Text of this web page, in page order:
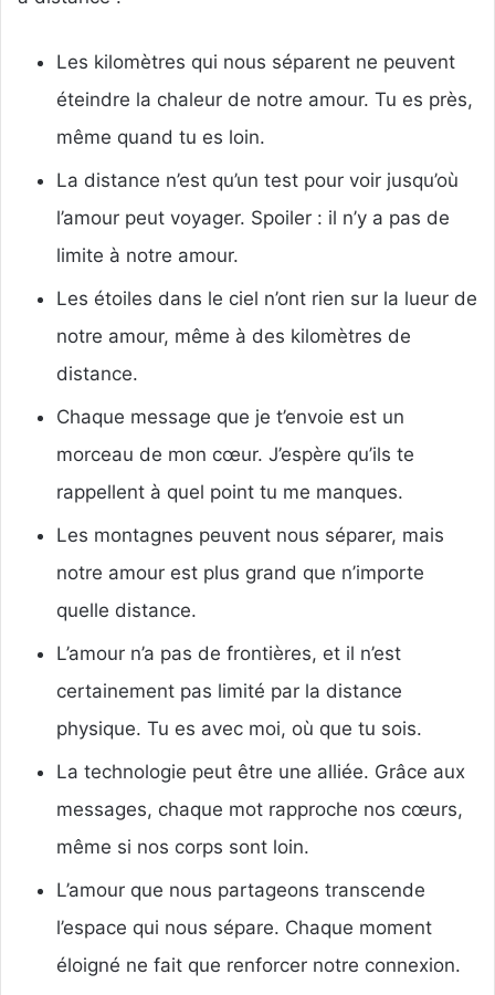
Les kilomètres qui nous séparent ne peuvent
éteindre la chaleur de notre amour. Tu es près,
même quand tu es loin.
La distance n’est qu’un test pour voir jusqu’où
l’amour peut voyager. Spoiler : il n’y a pas de
limite à notre amour.
Les étoiles dans le ciel n’ont rien sur la lueur de
notre amour, même à des kilomètres de
distance.
Chaque message que je t’envoie est un
morceau de mon cœur. J’espère qu’ils te
rappellent à quel point tu me manques.
Les montagnes peuvent nous séparer, mais
notre amour est plus grand que n’importe
quelle distance.
L’amour n’a pas de frontières, et il n’est
certainement pas limité par la distance
physique. Tu es avec moi, où que tu sois.
La technologie peut être une alliée. Grâce aux
messages, chaque mot rapproche nos cœurs,
même si nos corps sont loin.
L’amour que nous partageons transcende
l’espace qui nous sépare. Chaque moment
éloigné ne fait que renforcer notre connexion.